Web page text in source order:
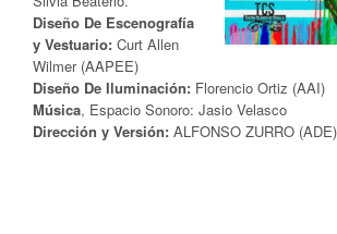
Diseño De Escenografía
y Vestuario: Curt Allen
Wilmer (AAPEE)
Diseño De Iluminación: Florencio Ortiz (AAI)
Música, Espacio Sonoro: Jasio Velasco
Dirección y Versión: ALFONSO ZURRO (ADE)